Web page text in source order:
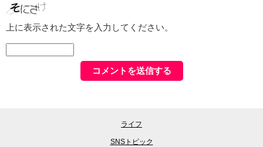
上に表示された文字を入力してください。
ライフ
SNSトピック